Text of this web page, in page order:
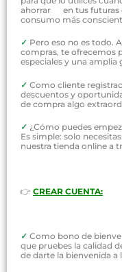
ahorrar en tus futuras
consumo más
✓ Pero eso no es todo.
compras, te ofrecemos
especiales y una amplia
✓ Como cliente
descuentos y
de compra algo
✓ ¿Cómo puedes
Es simple: solo
nuestra tienda online a
👉 CREAR CUENTA:
✓ Como bono de
que pruebes la calidad
de darte la bienvenida a